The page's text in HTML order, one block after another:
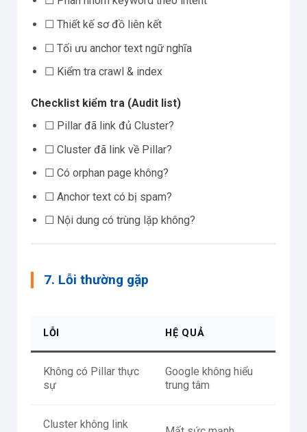
☐ Thiết kế sơ đồ liên kết
☐ Tối ưu anchor text ngữ nghĩa
☐ Kiểm tra crawl & index
Checklist kiểm tra (Audit list)
☐ Pillar đã link đủ Cluster?
☐ Cluster đã link về Pillar?
☐ Có orphan page không?
☐ Anchor text có bị spam?
☐ Nội dung có trùng lặp không?
7. Lỗi thường gặp
LỖI HỆ QUẢ
Không có Pillar thực
sự
Google không hiểu
trung tâm
Cluster không link